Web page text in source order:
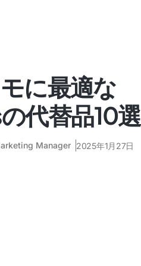
に最適な
代替品10選
Manager 2025年1月27日